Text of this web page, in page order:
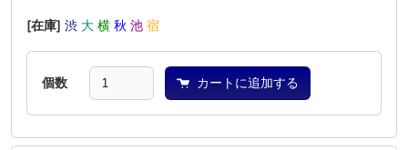
[在庫] 渋 大 横 秋 池 宿
個数 カートに追加する